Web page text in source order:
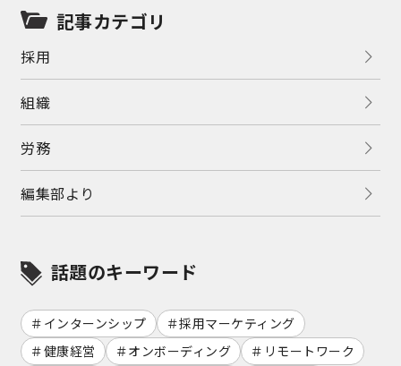
記事カテゴリ
採用
組織
労務
編集部より
話題のキーワード
インターンシップ
採用マーケティング
健康経営
オンボーディング
リモートワーク